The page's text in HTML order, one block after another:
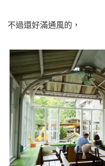
不過還好滿通風的，